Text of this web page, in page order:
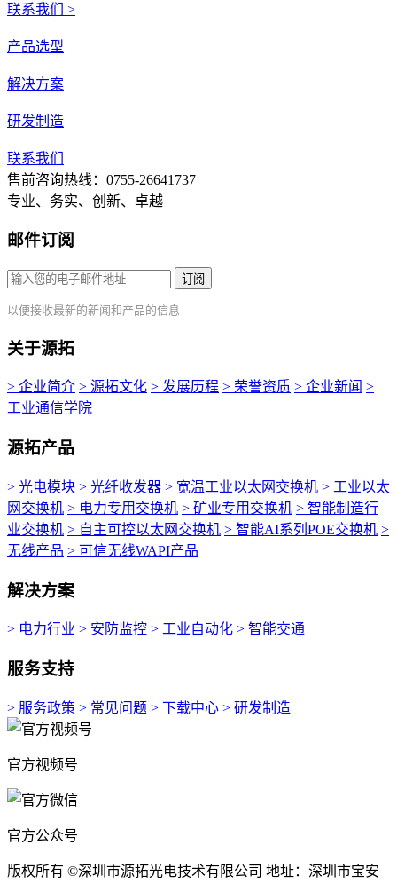
联系我们 >
产品选型
解决方案
研发制造
联系我们
售前咨询热线：0755-26641737
专业、务实、创新、卓越
邮件订阅
订阅
以便接收最新的新闻和产品的信息
关于源拓
> 企业简介 > 源拓文化 > 发展历程 > 荣誉资质 > 企业新闻 >
工业通信学院
源拓产品
> 光电模块 > 光纤收发器 > 宽温工业以太网交换机 > 工业以太
网交换机 > 电力专用交换机 > 矿业专用交换机 > 智能制造行
业交换机 > 自主可控以太网交换机 > 智能AI系列POE交换机 >
无线产品 > 可信无线WAPI产品
解决方案
> 电力行业 > 安防监控 > 工业自动化 > 智能交通
服务支持
> 服务政策 > 常见问题 > 下载中心 > 研发制造
官方视频号
官方公众号
版权所有 ©深圳市源拓光电技术有限公司 地址：深圳市宝安